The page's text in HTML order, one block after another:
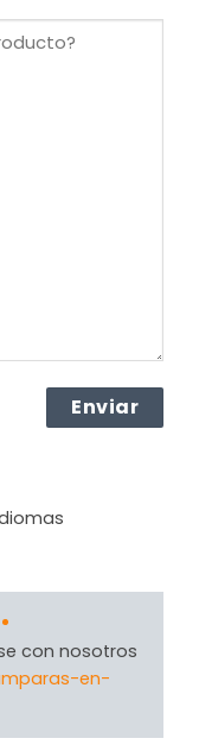
con nosotros
en-